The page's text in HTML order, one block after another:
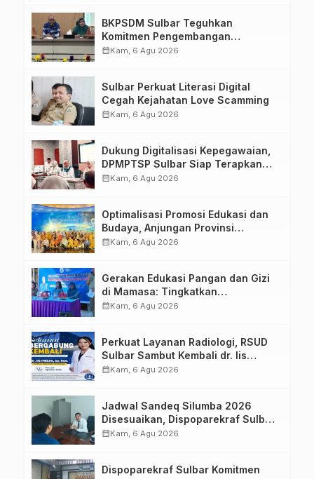
BKPSDM Sulbar Teguhkan
Komitmen Pengembangan
Kompetensi ASN melalui
calendar_monthKam, 6 Agu 2026
Sulbar Perkuat Literasi Digital
Cegah Kejahatan Love Scamming
calendar_monthKam, 6 Agu 2026
Dukung Digitalisasi Kepegawaian,
DPMPTSP Sulbar Siap Terapkan
Aplikasi FLEKSI ASN
calendar_monthKam, 6 Agu 2026
Optimalisasi Promosi Edukasi dan
Budaya, Anjungan Provinsi
Sulawesi Barat Perkuat Kolaborasi
calendar_monthKam, 6 Agu 2026
Gerakan Edukasi Pangan dan Gizi
di Mamasa: Tingkatkan
Pengetahuan dan Keterampilan
calendar_monthKam, 6 Agu 2026
Perkuat Layanan Radiologi, RSUD
Sulbar Sambut Kembali dr. Iis
Imelda, Sp.Rad
calendar_monthKam, 6 Agu 2026
Jadwal Sandeq Silumba 2026
Disesuaikan, Dispoparekraf Sulbar
Pastikan Persiapan Tetap
calendar_monthKam, 6 Agu 2026
Dispoparekraf Sulbar Komitmen